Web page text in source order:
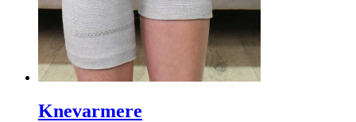
Knevarmere